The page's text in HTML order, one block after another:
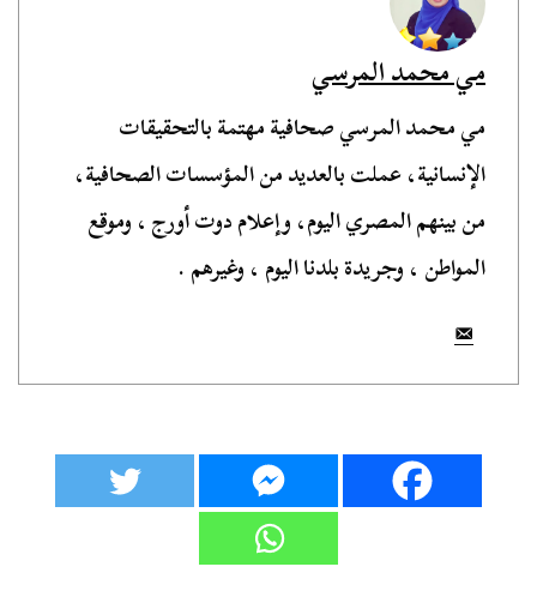
مي محمد المرسي
مي محمد المرسي صحافية مهتمة بالتحقيقات
الإنسانية، عملت بالعديد من المؤسسات الصحافية،
من بينهم المصري اليوم، وإعلام دوت أورج ، وموقع
المواطن ، وجريدة بلدنا اليوم ، وغيرهم .